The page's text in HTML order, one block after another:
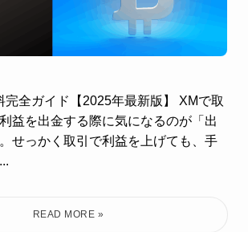
完全ガイド【2025年最新版】 XMで取
益を出金する際に気になるのが「出
せっかく取引で利益を上げても、手